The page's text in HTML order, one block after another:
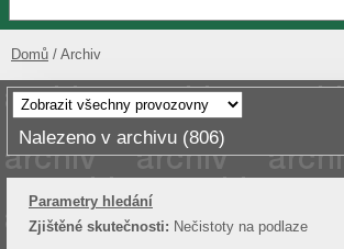
Domů Archiv
Nalezeno v archivu (806)
Parametry hledání
Zjištěné skutečnosti: Nečistoty na podlaze